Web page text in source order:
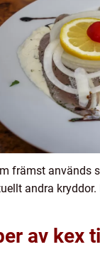
främst
andra
av kex